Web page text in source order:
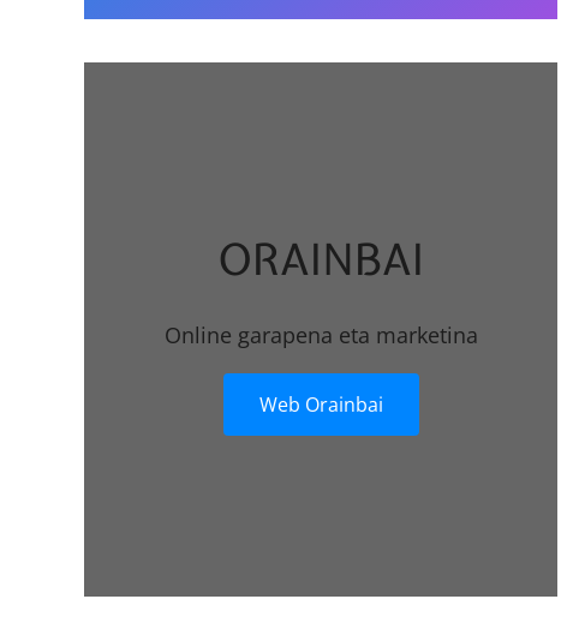
ORAINBAI
Online garapena eta marketina
Web Orainbai